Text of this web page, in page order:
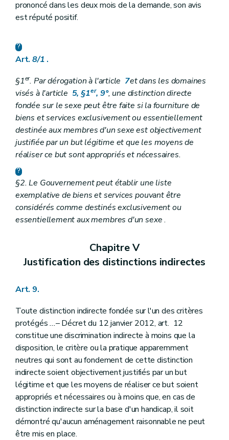
prononcé dans les deux mois de la demande, son avis
est réputé positif.
Art.8/1 .
§1er. Par dérogation à l'article 7et dans les domaines
visés à l'article 5, §1er, 9°, une distinction directe
fondée sur le sexe peut être faite si la fourniture de
biens et services exclusivement ou essentiellement
destinée aux membres d'un sexe est objectivement
justifiée par un but légitime et que les moyens de
réaliser ce but sont appropriés et nécessaires.
§2. Le Gouvernement peut établir une liste
exemplative de biens et services pouvant être
considérés comme destinés exclusivement ou
essentiellement aux membres d'un sexe.
Chapitre V
Justification des distinctions indirectes
Art. 9.
Toute distinction indirecte fondée sur l'un des critères
protégés...– Décret du 12 janvier 2012, art. 12
constitue une discrimination indirecte à moins que la
disposition, le critère ou la pratique apparemment
neutres qui sont au fondement de cette distinction
indirecte soient objectivement justifiés par un but
légitime et que les moyens de réaliser ce but soient
appropriés et nécessaires ou à moins que, en cas de
distinction indirecte sur la base d'un handicap, il soit
démontré qu'aucun aménagement raisonnable ne peut
être mis en place.